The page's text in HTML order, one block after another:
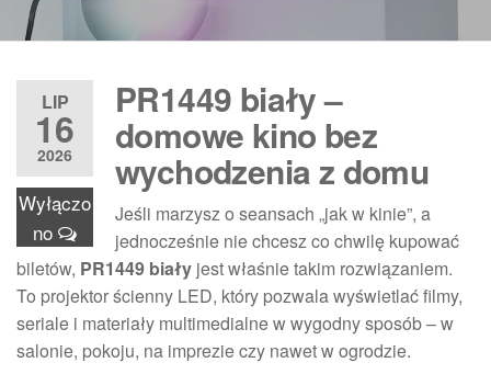
LIP
16
2026
Wyłączo
no
PR1449 biały –
domowe kino bez
wychodzenia z domu
Jeśli marzysz o seansach „jak w kinie”, a
jednocześnie nie chcesz co chwilę kupować
biletów, PR1449 biały jest właśnie takim rozwiązaniem.
To projektor ścienny LED, który pozwala wyświetlać filmy,
seriale i materiały multimedialne w wygodny sposób – w
salonie, pokoju, na imprezie czy nawet w ogrodzie.